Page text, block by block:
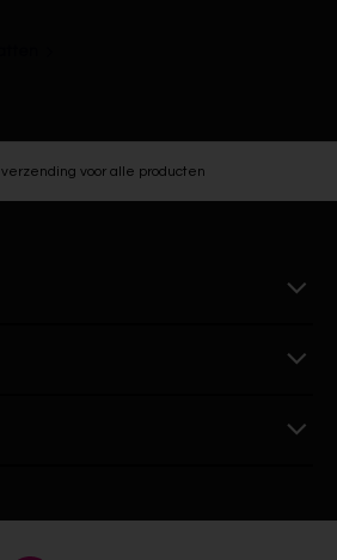
verzending voor alle producten